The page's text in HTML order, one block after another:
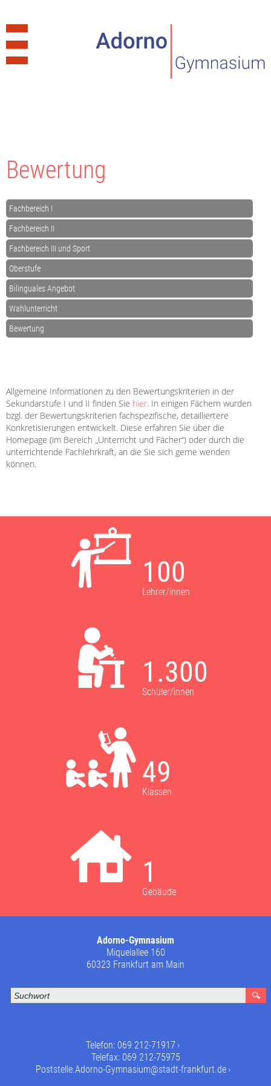
Bewertung
Fachbereich I
Fachbereich II
Fachbereich III und Sport
Oberstufe
Bilinguales Angebot
Wahlunterricht
Bewertung
Allgemeine Informationen zu den Bewertungskriterien in der
Sekundarstufe I und II finden Sie hier. In einigen Fächern wurden
bzgl. der Bewertungskriterien fachspezifische, detailliertere
Konkretisierungen entwickelt. Diese erfahren Sie über die
Homepage (im Bereich „Unterricht und Fächer“) oder durch die
unterrichtende Fachlehrkraft, an die Sie sich gerne wenden
können.
100
Lehrer/innen
1.300
Schüler/innen
49
Klassen
1
Gebäude
Adorno-Gymnasium
Miquelallee 160
60323 Frankfurt am Main
Telefon: 069 212-71917
Telefax: 069 212-75975
Poststelle.Adorno-Gymnasium@stadt-frankfurt.de